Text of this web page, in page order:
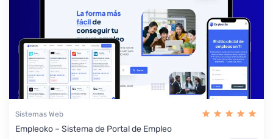
Sistemas Web
Empleoko – Sistema de Portal de Empleo